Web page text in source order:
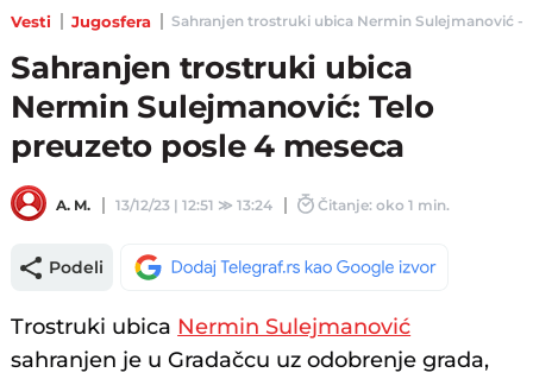
Vesti Jugosfera Sahranjen trostruki ubica Nermin Sulejmanović -
Sahranjen trostruki ubica
Nermin Sulejmanović: Telo
preuzeto posle 4 meseca
A. M. 13/12/23 | 12:51 ≫13:24 Čitanje: oko 1 min.
Podeli
Trostruki ubica Nermin Sulejmanović
sahranjen je u Gradačcu uz odobrenje grada,